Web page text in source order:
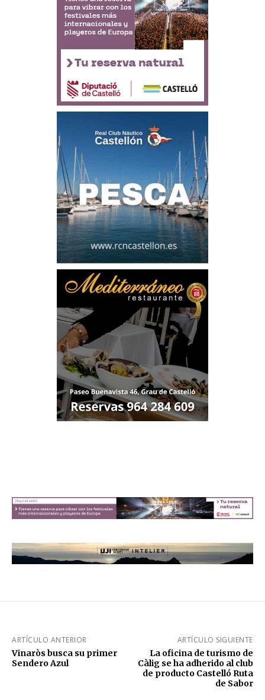
ARTÍCULO ANTERIOR
Vinaròs busca su primer
Sendero Azul
ARTÍCULO SIGUIENTE
La oficina de turismo de
Càlig se ha adherido al club
de producto Castelló Ruta
de Sabor